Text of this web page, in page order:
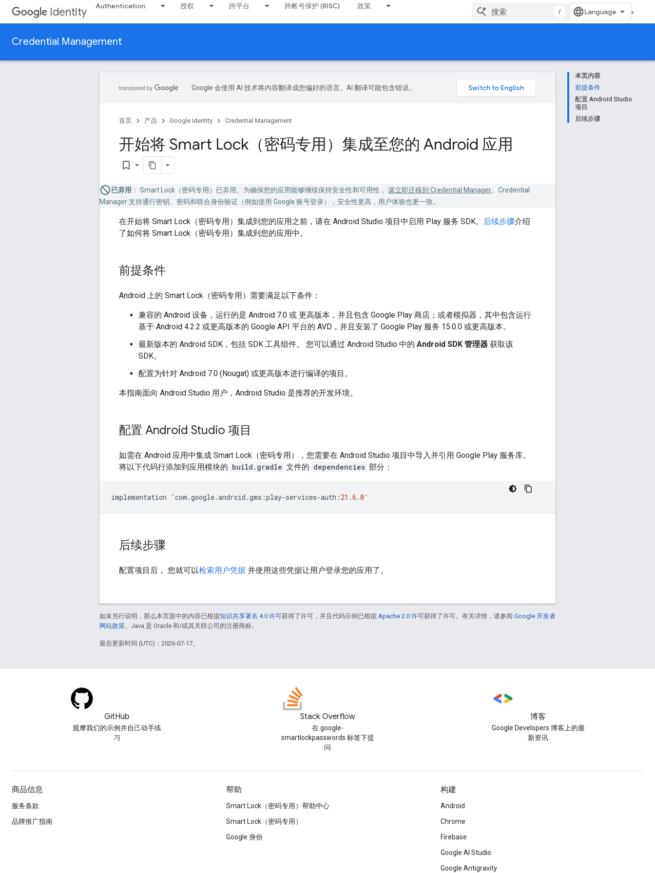
Identity Authentication 授权 跨平台 跨帐号保护 (RISC) 政策
/
Credential Management
本页内容
前提条件
配置 Android Studio
项目
后续步骤
Google 会使用 AI 技术将内容翻译成您偏好的语言。AI 翻译可能包含错误。
首页 产品 Google Identity Credential Management
开始将 Smart Lock（密码专用）集成至您的 Android 应用
bookmark_border
已弃用 ： Smart Lock（密码专用）已弃用。为确保您的应用能够继续保持安全性和可用性， 请立即迁移到 Credential Manager。Credential
Manager 支持通行密钥、密码和联合身份验证（例如使用 Google 账号登录），安全性更高，用户体验也更一致。
在开始将 Smart Lock（密码专用）集成到您的应用之前，请在 Android Studio 项目中启用 Play 服务 SDK。 后续步骤介绍
了如何将 Smart Lock（密码专用）集成到您的应用中。
前提条件
Android 上的 Smart Lock（密码专用）需要满足以下条件：
兼容的 Android 设备，运行的是 Android 7.0 或 更高版本，并且包含 Google Play 商店；或者模拟器，其中包含运行
基于 Android 4.2.2 或更高版本的 Google API 平台的 AVD，并且安装了 Google Play 服务 15.0.0 或更高版本。
最新版本的 Android SDK，包括 SDK 工具组件。 您可以通过 Android Studio 中的 Android SDK 管理器 获取该
SDK。
配置为针对 Android 7.0 (Nougat) 或更高版本进行编译的项目。
本指南面向 Android Studio 用户，Android Studio 是推荐的开发环境。
配置 Android Studio 项目
如需在 Android 应用中集成 Smart Lock（密码专用），您需要在 Android Studio 项目中导入并引用 Google Play 服务库。
将以下代码行添加到应用模块的 build.gradle 文件的 dependencies 部分：
implementation ' com .google.android .gms :play-services-auth : 21.6.0 '
后续步骤
配置项目后， 您就可以检索用户凭据 并使用这些凭据让用户登录您的应用了。
如未另行说明，那么本页面中的内容已根据知识共享署名 4.0 许可获得了许可，并且代码示例已根据 Apache 2.0 许可获得了许可。有关详情，请参阅 Google 开发者
网站政策。Java 是 Oracle 和/或其关联公司的注册商标。
最后更新时间 (UTC)：2026-07-17。
GitHub
观摩我们的示例并自己动手练
习
Stack Overflow
在 google-
smartlockpasswords 标签下提
问
博客
Google Developers 博客上的最
新资讯
商品信息
服务条款
品牌推广指南
帮助
Smart Lock（密码专用）帮助中心
Smart Lock（密码专用）
Google 身份
构建
Android
Chrome
Firebase
Google AI Studio
Google Antigravity